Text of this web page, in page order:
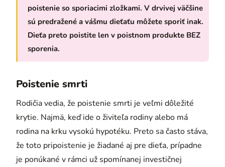
poistenie so sporiacimi zložkami. V drvivej väčšine
sú predražené a vášmu dieťaťu môžete sporiť inak.
Dieťa preto poistite len v poistnom produkte BEZ
sporenia.
Poistenie smrti
Rodičia vedia, že poistenie smrti je veľmi dôležité
krytie. Najmä, keď ide o živiteľa rodiny alebo má
rodina na krku vysokú hypotéku. Preto sa často stáva,
že toto pripoistenie je žiadané aj pre dieťa, prípadne
je ponúkané v rámci už spomínanej investičnej